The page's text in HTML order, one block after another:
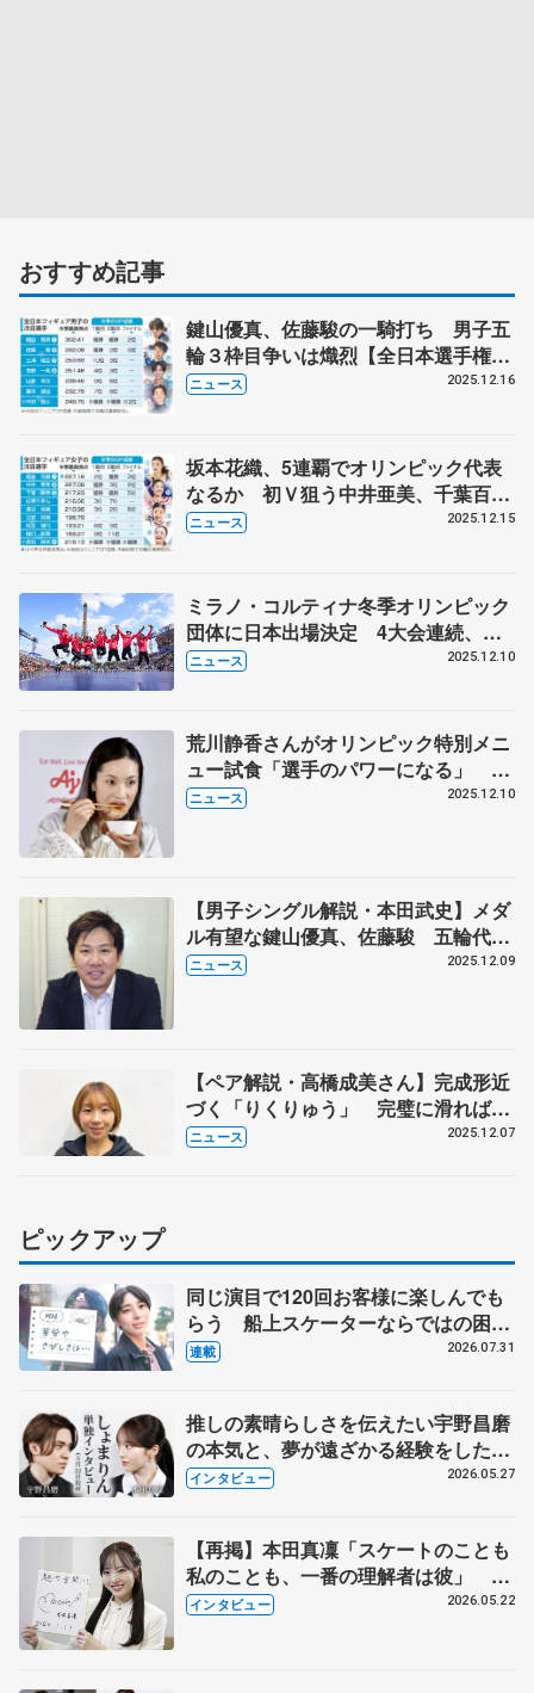
おすすめ記事
鍵山優真、佐藤駿の一騎打ち 男子五
輪３枠目争いは熾烈【全日本選手権展
望・下】
ニュース 2025.12.16
坂本花織、5連覇でオリンピック代表
なるか 初Ｖ狙う中井亜美、千葉百
音、島田麻央【全日本選手権展望・
ニュース 2025.12.15
ミラノ・コルティナ冬季オリンピック
団体に日本出場決定 4大会連続、前
回「銀」メダル アイスダンスで団体
ニュース 2025.12.10
荒川静香さんがオリンピック特別メニ
ュー試食「選手のパワーになる」 味
の素、ミラノ・コルティナ冬季大会で
ニュース 2025.12.10
【男子シングル解説・本田武史】メダ
ル有望な鍵山優真、佐藤駿 五輪代表
３枠目争いは三浦佳生か友野一希か
ニュース 2025.12.09
【ペア解説・高橋成美さん】完成形近
づく「りくりゅう」 完璧に滑ればオ
リンピックも金メダル
ニュース 2025.12.07
ピックアップ
同じ演目で120回お客様に楽しんでも
らう 船上スケーターならではの困難
とは 影響あったPIW前キャプテン松
連載 2026.07.31
推しの素晴らしさを伝えたい宇野昌磨
の本気と、夢が遠ざかる経験をした本
田真凜の覚悟
インタビュー 2026.05.27
【再掲】本田真凜「スケートのことも
私のことも、一番の理解者は彼」 引
退時の単独インタビューで語った競技
インタビュー 2026.05.22